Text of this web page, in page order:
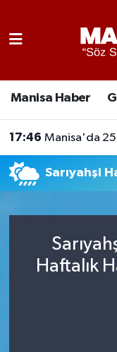
Manisa Haber
17:46 Manisa'da 25 Yıllık
Sarıyahşi
Haftalık
Kültür-Sanat
Manisa
Son Dakika